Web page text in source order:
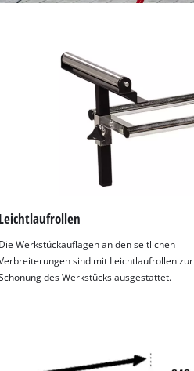
um
können!
to load due
to the
Leichtlaufrollen
Die Werkstückauflagen an den seitlichen
sind mit Leichtlaufrollen zur
des Werkstücks ausgestattet.